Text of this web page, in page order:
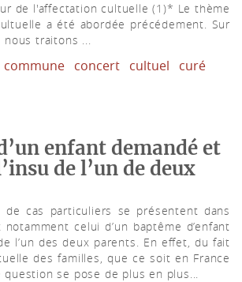
de l'affectation cultuelle (1)* Le thème
a été abordée précédement. Sur
nous traitons ...
commune concert cultuel
curé
enfant demandé et
de l’un de deux
cas particuliers se présentent dans
celui d’un baptême d’enfant
l’un des deux parents. En effet, du fait
des familles, que ce soit en France
se pose de plus en plus...